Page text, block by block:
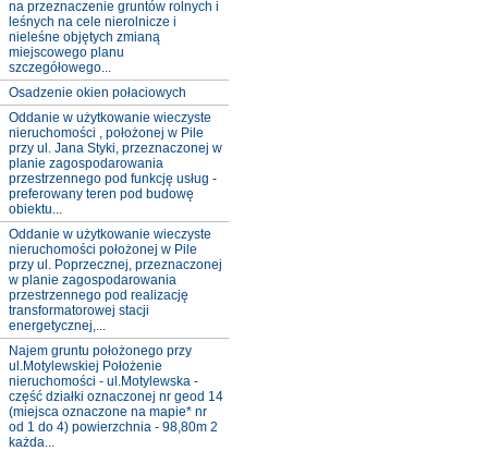
na przeznaczenie gruntów rolnych i
leśnych na cele nierolnicze i
nieleśne objętych zmianą
miejscowego planu
szczegółowego...
Osadzenie okien połaciowych
Oddanie w użytkowanie wieczyste
nieruchomości , położonej w Pile
przy ul. Jana Styki, przeznaczonej w
planie zagospodarowania
przestrzennego pod funkcję usług -
preferowany teren pod budowę
obiektu...
Oddanie w użytkowanie wieczyste
nieruchomości położonej w Pile
przy ul. Poprzecznej, przeznaczonej
w planie zagospodarowania
przestrzennego pod realizację
transformatorowej stacji
energetycznej,...
Najem gruntu położonego przy
ul.Motylewskiej Położenie
nieruchomości - ul.Motylewska -
część działki oznaczonej nr geod 14
(miejsca oznaczone na mapie* nr
od 1 do 4) powierzchnia - 98,80m 2
każda...